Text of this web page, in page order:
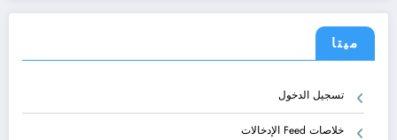
ميتا
تسجيل الدخول
خلاصات Feed الإدخالات